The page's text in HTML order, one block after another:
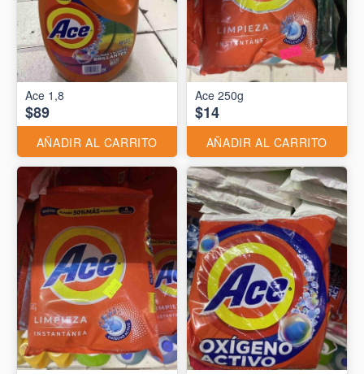
Ace 1,8
$89
AÑADIR AL CARRITO
Ace 250g
$14
AÑADIR AL CARRITO